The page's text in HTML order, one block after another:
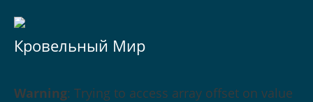
Кровельный Мир
Warning: Trying to access array offset on value